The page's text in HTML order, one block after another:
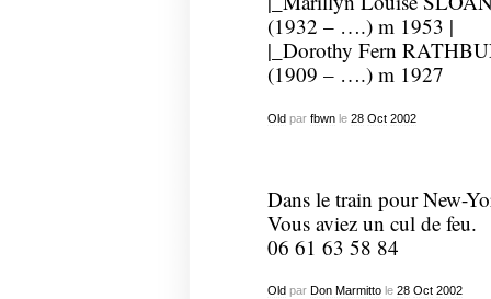
(1932 – ….) m 1953 |
|_Dorothy Fern
(1909 – ….) m 1927
Oldpar fbwnle 28 Oct 2002
Dans le train pour New-
Vous aviez un cul de feu.
06 61 63 58 84
Old par Don Marmittole 28 Oct 2002